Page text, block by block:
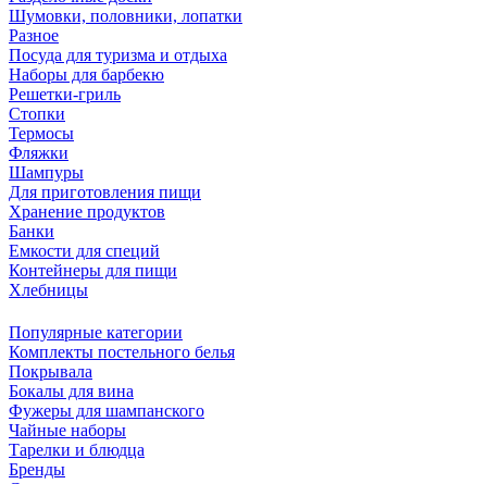
Шумовки, половники, лопатки
Разное
Посуда для туризма и отдыха
Наборы для барбекю
Решетки-гриль
Стопки
Термосы
Фляжки
Шампуры
Для приготовления пищи
Хранение продуктов
Банки
Емкости для специй
Контейнеры для пищи
Хлебницы
Популярные категории
Комплекты постельного белья
Покрывала
Бокалы для вина
Фужеры для шампанского
Чайные наборы
Тарелки и блюдца
Бренды